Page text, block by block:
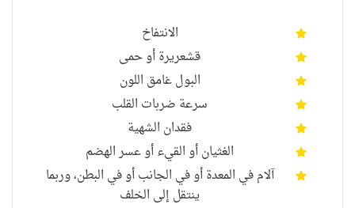
الانتفاخ
قشعريرةأوحمى
البول غامق اللون
سرعة ضربات القلب
فقدان الشهية
الغثيان أو القيء أو عسر الهضم
آلام في المعدة أو في الجانب أو في البطن، وربما
ينتقل إلى الخلف